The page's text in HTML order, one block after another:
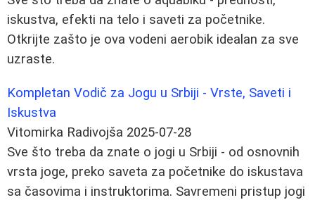
iskustva, efekti na telo i saveti za početnike.
Otkrijte zašto je ova vodeni aerobik idealan za sve
uzraste.
Kompletan Vodič za Jogu u Srbiji - Vrste, Saveti i
Iskustva
Vitomirka Radivojša 2025-07-28
Sve što treba da znate o jogi u Srbiji - od osnovnih
vrsta joge, preko saveta za početnike do iskustava
sa časovima i instruktorima. Savremeni pristup jogi